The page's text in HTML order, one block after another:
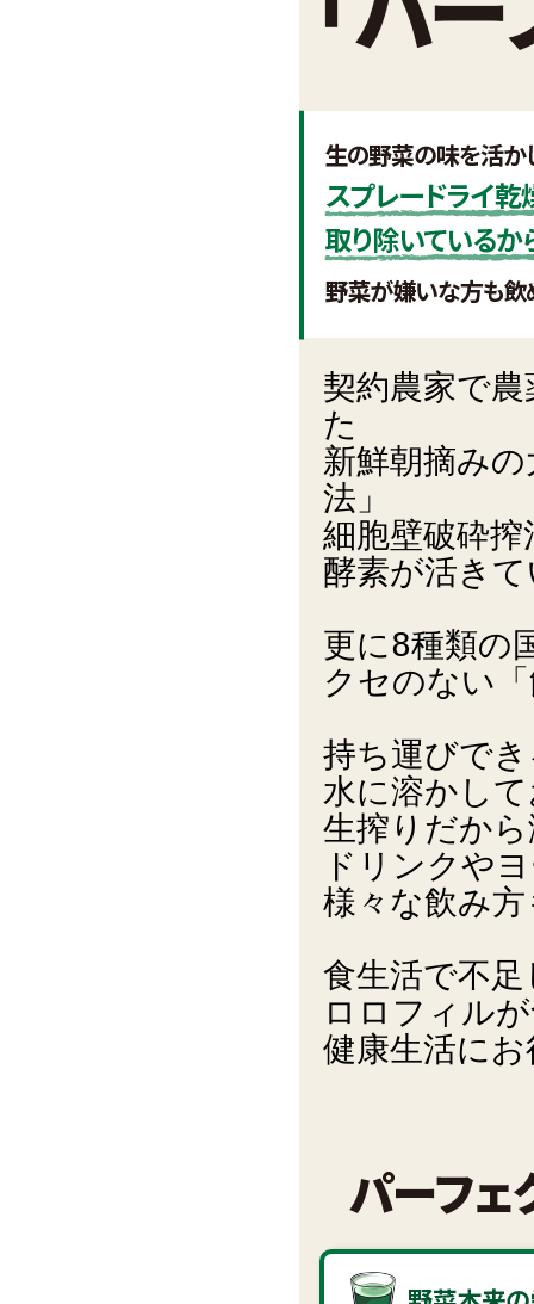
契約農家で
た
新鮮朝摘み
法」
細胞壁破砕
酵素が活き
更に8種類の
クセのない
持ち運びで
水に溶かし
生搾りだか
ドリンクや
様々な飲み
食生活で不
ロロフィル
健康生活に